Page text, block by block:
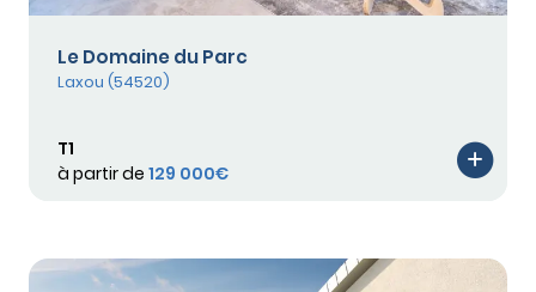
Le Domaine du Parc
Laxou (54520)
T1
à partir de 129 000€